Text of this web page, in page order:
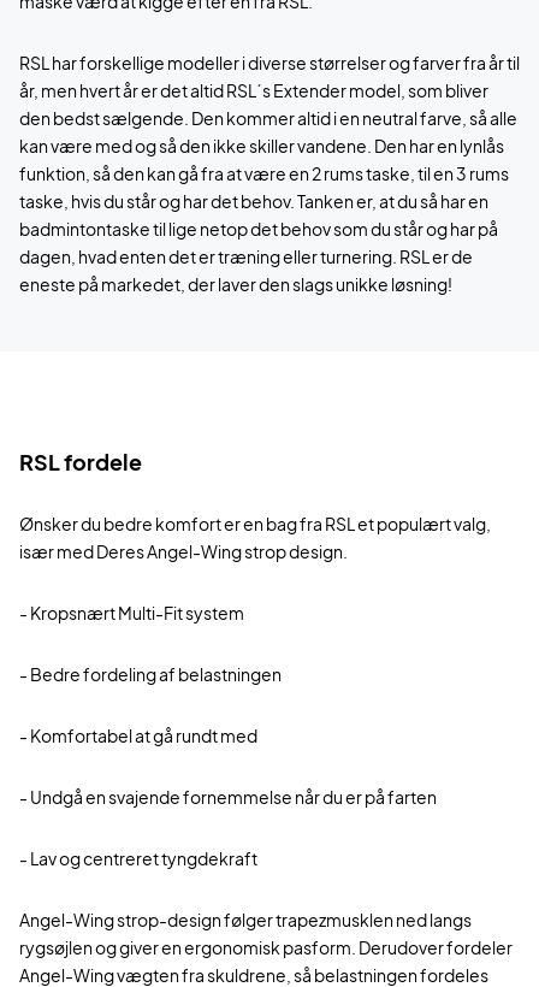
RSL har forskellige modeller i diverse størrelser og farver fra år til
år, men hvert år er det altid RSL´s Extender model, som bliver
den bedst sælgende. Den kommer altid i en neutral farve, så alle
kan være med og så den ikke skiller vandene. Den har en lynlås
funktion, så den kan gå fra at være en 2 rums taske, til en 3 rums
taske, hvis du står og har det behov. Tanken er, at du så har en
badmintontaske til lige netop det behov som du står og har på
dagen, hvad enten det er træning eller turnering. RSL er de
eneste på markedet, der laver den slags unikke løsning!
RSL fordele
Ønsker du bedre komfort er en bag fra RSL et populært valg,
især med Deres Angel-Wing strop design.
- Kropsnært Multi-Fit system
- Bedre fordeling af belastningen
- Komfortabel at gå rundt med
- Undgå en svajende fornemmelse når du er på farten
- Lav og centreret tyngdekraft
Angel-Wing strop-design følger trapezmusklen ned langs
rygsøjlen og giver en ergonomisk pasform. Derudover fordeler
Angel-Wing vægten fra skuldrene, så belastningen fordeles